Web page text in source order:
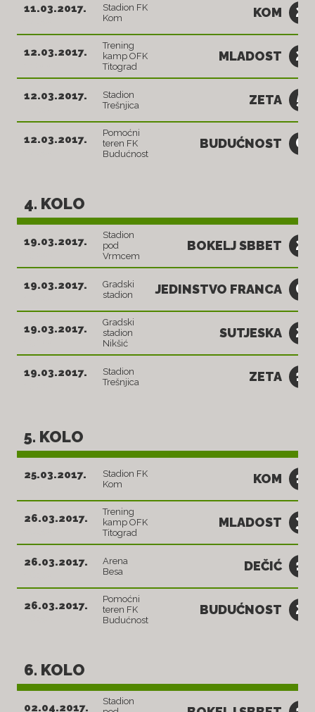
11.03.2017.
Stadion FK
Kom
KOM 2
12.03.2017.
Trening
kamp OFK
Titograd
MLADOST 2
12.03.2017.
Stadion
Trešnjica
ZETA 5
12.03.2017.
Pomoćni
teren FK
Budućnost
BUDUĆNOST 0
4. KOLO
19.03.2017.
Stadion
pod
Vrmcem
BOKELJ SBBET 2
19.03.2017.
Gradski
stadion
JEDINSTVO FRANCA 0
19.03.2017.
Gradski
stadion
Nikšić
SUTJESKA 2
19.03.2017.
Stadion
Trešnjica
ZETA 1
5. KOLO
25.03.2017.
Stadion FK
Kom
KOM 1
26.03.2017.
Trening
kamp OFK
Titograd
MLADOST 3
26.03.2017.
Arena
Besa
DEČIĆ 1
26.03.2017.
Pomoćni
teren FK
Budućnost
BUDUĆNOST 2
6. KOLO
02.04.2017.
Stadion